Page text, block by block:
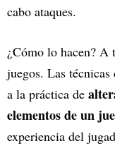
cabo ataques.
¿Cómo lo hacen? A
juegos. Las
a la práctica de
elementos de un
experiencia del